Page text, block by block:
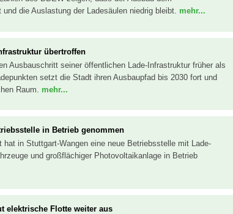
die Auslastung der Ladesäulen niedrig bleibt. mehr...
übertroffen
Ausbauschritt seiner öffentlichen Lade-Infrastruktur früher als
setzt die Stadt ihren Ausbaupfad bis 2030 fort und
Raum. mehr...
in Betrieb genommen
in Stuttgart-Wangen eine neue Betriebsstelle mit Lade-
und großflächiger Photovoltaikanlage in Betrieb
elektrische Flotte weiter aus